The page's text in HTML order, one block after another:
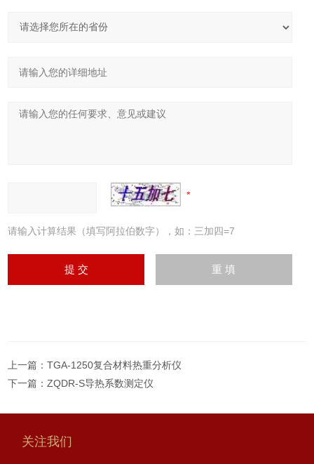
请输入计算结果（填写阿拉伯数字），如：三加四=7
上一篇：TGA-1250复合材料热重分析仪
下一篇：ZQDR-S导热系数测定仪
关注我们